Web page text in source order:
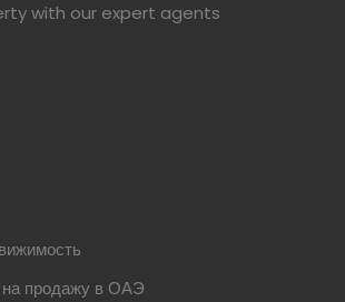
with our expert agents
продажу в ОАЭ